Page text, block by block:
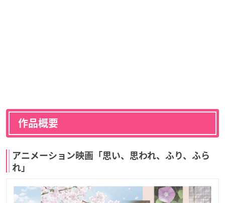
作品概要
アニメーション映画「思い、思われ、ふり、ふら
れ」